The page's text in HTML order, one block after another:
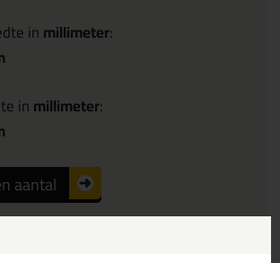
inmillimeter:
inmillimeter:
aantal